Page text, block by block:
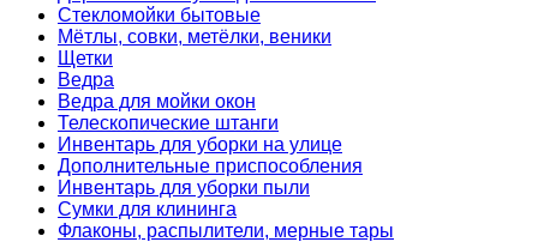
Стекломойки бытовые
Мётлы, совки, метёлки, веники
Щетки
Ведра
Ведра для мойки окон
Телескопические штанги
Инвентарь для уборки на улице
Дополнительные приспособления
Инвентарь для уборки пыли
Сумки для клининга
Флаконы, распылители, мерные тары